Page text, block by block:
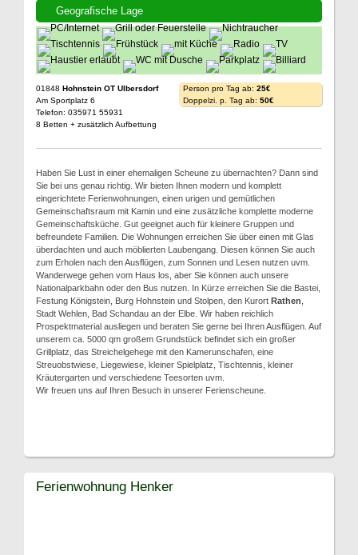
Geografische Lage
01848 Hohnstein OT Ulbersdorf
Am Sportplatz 6
Telefon: 035971 55931
8 Betten + zusätzlich Aufbettung
Person pro Tag ab: 25€
Doppelzi. p. Tag ab: 50€
Haben Sie Lust in einer ehemaligen Scheune zu übernachten? Dann sind
Sie bei uns genau richtig. Wir bieten Ihnen modern und komplett
eingerichtete Ferienwohnungen, einen urigen und gemütlichen
Gemeinschaftsraum mit Kamin und eine zusätzliche komplette moderne
Gemeinschaftsküche. Gut geeignet auch für kleinere Gruppen und
befreundete Familien. Die Wohnungen erreichen Sie über einen mit Glas
überdachten und auch möblierten Laubengang. Diesen können Sie auch
zum Erholen nach den Ausflügen, zum Sonnen und Lesen nutzen uvm.
Wanderwege gehen vom Haus los, aber Sie können auch unsere
Nationalparkbahn oder den Bus nutzen. In Kürze erreichen Sie die Bastei,
Festung Königstein, Burg Hohnstein und Stolpen, den Kurort Rathen
Stadt Wehlen, Bad Schandau an der Elbe. Wir haben reichlich
Prospektmaterial ausliegen und beraten Sie gerne bei Ihren Ausflügen. Auf
unserem ca. 5000 qm großem Grundstück befindet sich ein großer
Grillplatz, das Streichelgehege mit den Kamerunschafen, eine
Streuobstwiese, Liegewiese, kleiner Spielplatz, Tischtennis, kleiner
Kräutergarten und verschiedene Teesorten uvm.
Wir freuen uns auf Ihren Besuch in unserer Ferienscheune.
Ferienwohnung Henker